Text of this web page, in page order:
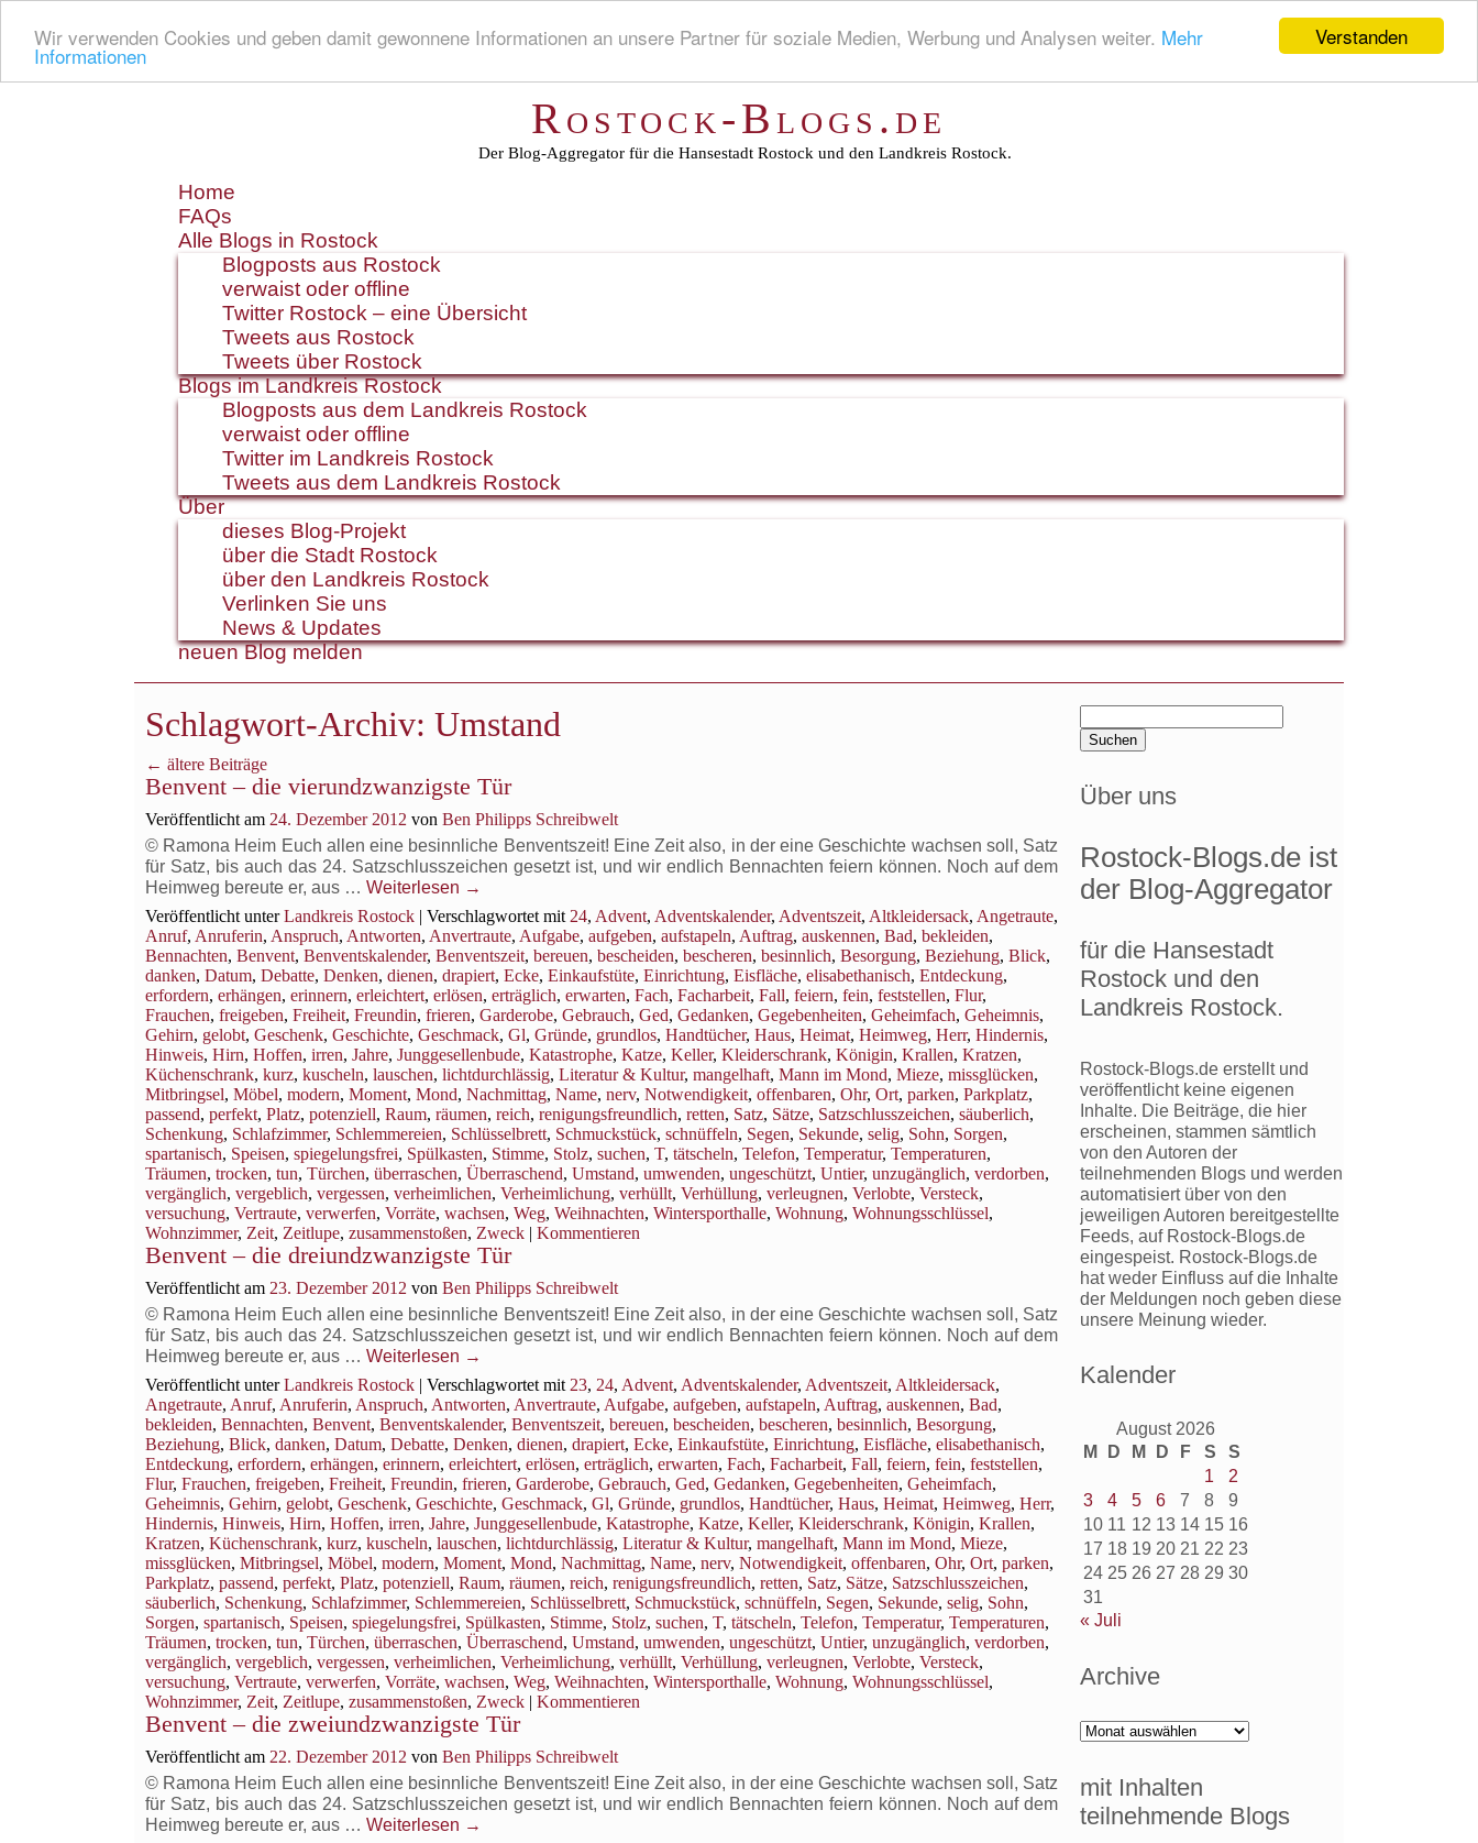
Verstanden
Wir verwenden Cookies und geben damit gewonnene Informationen an unsere Partner für soziale Medien, Werbung und Analysen weiter. Mehr
Informationen
Rostock-Blogs.de
Der Blog-Aggregator für die Hansestadt Rostock und den Landkreis Rostock.
Inhalt
springen
Home
FAQs
Alle Blogs in Rostock
Blogposts aus Rostock
verwaist oder offline
Twitter Rostock – eine Übersicht
Tweets aus Rostock
Tweets über Rostock
Blogs im Landkreis Rostock
Blogposts aus dem Landkreis Rostock
verwaist oder offline
Twitter im Landkreis Rostock
Tweets aus dem Landkreis Rostock
Über
dieses Blog-Projekt
über die Stadt Rostock
über den Landkreis Rostock
Verlinken Sie uns
News & Updates
neuen Blog melden
Schlagwort-Archiv: Umstand
← ältere Beiträge
Benvent – die vierundzwanzigste Tür
Veröffentlicht am 24. Dezember 2012 von Ben Philipps Schreibwelt
© Ramona Heim Euch allen eine besinnliche Benventszeit! Eine Zeit also, in der eine Geschichte wachsen soll, Satz
für Satz, bis auch das 24. Satzschlusszeichen gesetzt ist, und wir endlich Bennachten feiern können. Noch auf dem
Heimweg bereute er, aus … Weiterlesen →
Veröffentlicht unter Landkreis Rostock | Verschlagwortet mit 24, Advent, Adventskalender, Adventszeit, Altkleidersack, Angetraute,
Anruf, Anruferin, Anspruch, Antworten, Anvertraute, Aufgabe, aufgeben, aufstapeln, Auftrag, auskennen, Bad, bekleiden,
Bennachten, Benvent, Benventskalender, Benventszeit, bereuen, bescheiden, bescheren, besinnlich, Besorgung, Beziehung, Blick,
danken, Datum, Debatte, Denken, dienen, drapiert, Ecke, Einkaufstüte, Einrichtung, Eisfläche, elisabethanisch, Entdeckung,
erfordern, erhängen, erinnern, erleichtert, erlösen, erträglich, erwarten, Fach, Facharbeit, Fall, feiern, fein, feststellen, Flur,
Frauchen, freigeben, Freiheit, Freundin, frieren, Garderobe, Gebrauch, Ged, Gedanken, Gegebenheiten, Geheimfach, Geheimnis,
Gehirn, gelobt, Geschenk, Geschichte, Geschmack, Gl, Gründe, grundlos, Handtücher, Haus, Heimat, Heimweg, Herr, Hindernis,
Hinweis, Hirn, Hoffen, irren, Jahre, Junggesellenbude, Katastrophe, Katze, Keller, Kleiderschrank, Königin, Krallen, Kratzen,
Küchenschrank, kurz, kuscheln, lauschen, lichtdurchlässig, Literatur & Kultur, mangelhaft, Mann im Mond, Mieze, missglücken,
Mitbringsel, Möbel, modern, Moment, Mond, Nachmittag, Name, nerv, Notwendigkeit, offenbaren, Ohr, Ort, parken, Parkplatz,
passend, perfekt, Platz, potenziell, Raum, räumen, reich, renigungsfreundlich, retten, Satz, Sätze, Satzschlusszeichen, säuberlich,
Schenkung, Schlafzimmer, Schlemmereien, Schlüsselbrett, Schmuckstück, schnüffeln, Segen, Sekunde, selig, Sohn, Sorgen,
spartanisch, Speisen, spiegelungsfrei, Spülkasten, Stimme, Stolz, suchen, T, tätscheln, Telefon, Temperatur, Temperaturen,
Träumen, trocken, tun, Türchen, überraschen, Überraschend, Umstand, umwenden, ungeschützt, Untier, unzugänglich, verdorben,
vergänglich, vergeblich, vergessen, verheimlichen, Verheimlichung, verhüllt, Verhüllung, verleugnen, Verlobte, Versteck,
versuchung, Vertraute, verwerfen, Vorräte, wachsen, Weg, Weihnachten, Wintersporthalle, Wohnung, Wohnungsschlüssel,
Wohnzimmer, Zeit, Zeitlupe, zusammenstoßen, Zweck | Kommentieren
Benvent – die dreiundzwanzigste Tür
Veröffentlicht am 23. Dezember 2012 von Ben Philipps Schreibwelt
© Ramona Heim Euch allen eine besinnliche Benventszeit! Eine Zeit also, in der eine Geschichte wachsen soll, Satz
für Satz, bis auch das 24. Satzschlusszeichen gesetzt ist, und wir endlich Bennachten feiern können. Noch auf dem
Heimweg bereute er, aus … Weiterlesen →
Veröffentlicht unter Landkreis Rostock | Verschlagwortet mit 23, 24, Advent, Adventskalender, Adventszeit, Altkleidersack,
Angetraute, Anruf, Anruferin, Anspruch, Antworten, Anvertraute, Aufgabe, aufgeben, aufstapeln, Auftrag, auskennen, Bad,
bekleiden, Bennachten, Benvent, Benventskalender, Benventszeit, bereuen, bescheiden, bescheren, besinnlich, Besorgung,
Beziehung, Blick, danken, Datum, Debatte, Denken, dienen, drapiert, Ecke, Einkaufstüte, Einrichtung, Eisfläche, elisabethanisch,
Entdeckung, erfordern, erhängen, erinnern, erleichtert, erlösen, erträglich, erwarten, Fach, Facharbeit, Fall, feiern, fein, feststellen,
Flur, Frauchen, freigeben, Freiheit, Freundin, frieren, Garderobe, Gebrauch, Ged, Gedanken, Gegebenheiten, Geheimfach,
Geheimnis, Gehirn, gelobt, Geschenk, Geschichte, Geschmack, Gl, Gründe, grundlos, Handtücher, Haus, Heimat, Heimweg, Herr,
Hindernis, Hinweis, Hirn, Hoffen, irren, Jahre, Junggesellenbude, Katastrophe, Katze, Keller, Kleiderschrank, Königin, Krallen,
Kratzen, Küchenschrank, kurz, kuscheln, lauschen, lichtdurchlässig, Literatur & Kultur, mangelhaft, Mann im Mond, Mieze,
missglücken, Mitbringsel, Möbel, modern, Moment, Mond, Nachmittag, Name, nerv, Notwendigkeit, offenbaren, Ohr, Ort, parken,
Parkplatz, passend, perfekt, Platz, potenziell, Raum, räumen, reich, renigungsfreundlich, retten, Satz, Sätze, Satzschlusszeichen,
säuberlich, Schenkung, Schlafzimmer, Schlemmereien, Schlüsselbrett, Schmuckstück, schnüffeln, Segen, Sekunde, selig, Sohn,
Sorgen, spartanisch, Speisen, spiegelungsfrei, Spülkasten, Stimme, Stolz, suchen, T, tätscheln, Telefon, Temperatur, Temperaturen,
Träumen, trocken, tun, Türchen, überraschen, Überraschend, Umstand, umwenden, ungeschützt, Untier, unzugänglich, verdorben,
vergänglich, vergeblich, vergessen, verheimlichen, Verheimlichung, verhüllt, Verhüllung, verleugnen, Verlobte, Versteck,
versuchung, Vertraute, verwerfen, Vorräte, wachsen, Weg, Weihnachten, Wintersporthalle, Wohnung, Wohnungsschlüssel,
Wohnzimmer, Zeit, Zeitlupe, zusammenstoßen, Zweck | Kommentieren
Benvent – die zweiundzwanzigste Tür
Veröffentlicht am 22. Dezember 2012 von Ben Philipps Schreibwelt
© Ramona Heim Euch allen eine besinnliche Benventszeit! Eine Zeit also, in der eine Geschichte wachsen soll, Satz
für Satz, bis auch das 24. Satzschlusszeichen gesetzt ist, und wir endlich Bennachten feiern können. Noch auf dem
Heimweg bereute er, aus … Weiterlesen →
nach:
Über uns
Rostock-Blogs.de ist
der Blog-Aggregator
für die Hansestadt
Rostock und den
Landkreis Rostock.
Rostock-Blogs.de erstellt und
veröffentlicht keine eigenen
Inhalte. Die Beiträge, die hier
erscheinen, stammen sämtlich
von den Autoren der
teilnehmenden Blogs und werden
automatisiert über von den
jeweiligen Autoren bereitgestellte
Feeds, auf Rostock-Blogs.de
eingespeist. Rostock-Blogs.de
hat weder Einfluss auf die Inhalte
der Meldungen noch geben diese
unsere Meinung wieder.
Kalender
August 2026
M
D M D F S
S
1
2
3
4 5 6 7 8
9
10 11 12 13 14 15 16
17 18 19 20 21 22 23
24 25 26 27 28 29 30
31
« Juli
Archive
Archive
mit Inhalten
teilnehmende Blogs